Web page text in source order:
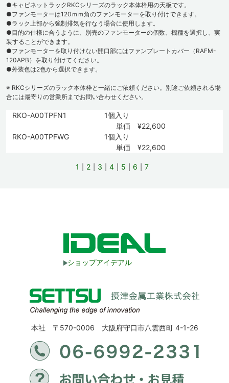
●キャビネットラックRKCシリーズのラック本体枠用の天板です。
●ファンモーターは120ｍｍ角のファンモーターを取り付けできます。
●ラック上部から強制排気を行なう場合に使用します。
●目的の仕様に合うように、別売のファンモーターの個数、機種を選択し、実
装することができます。
●ファンモーターを取り付けない開口部にはファンプレートカバー（RAFM-
120APB）を取り付けてください。
●外装色は2色から選択できます。
※ RKCシリーズのラック本体枠と一緒にご依頼ください。別途ご依頼される場
合には最寄りの営業所までお問い合わせください。
RKO-A00TPFN1
1個入り
単価 ¥22,600
RKO-A00TPFWG
1個入り
単価 ¥22,600
1 2 3 4 5 6 7
ショップアイデアル
本社 〒570-0006 大阪府守口市八雲西町 4-1-26